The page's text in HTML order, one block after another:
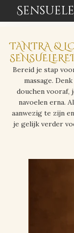
direct
de
hoofdinhoud
TANTRA &
Bereid je stap
massage.
douchen vooraf,
navoelen erna.
aanwezig te zijn
je gelijk verder